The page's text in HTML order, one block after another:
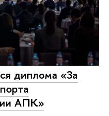
диплома «За
АПК»